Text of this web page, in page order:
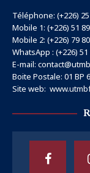
Téléphone: (+226) 25
Mobile 1: (+226) 51
Mobile 2: (+226) 79
WhatsApp : (+226) 51
E-mail:
Boite Postale: 01 BP
Site web: